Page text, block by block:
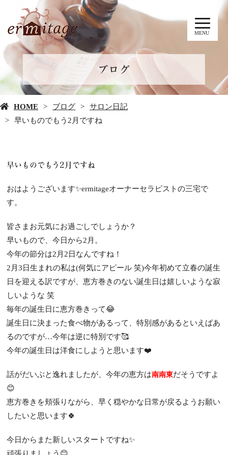
MENU
ブログ
HOME ブログ
サロン日記
早いものでもう2月ですね
早いものでもう2月ですね
おはようございます✨ermitageオーナーセラピストの三宅で
す。
皆さまお元気にお過ごしでしょうか？
早いもので、今日から2月。
今年の節分は2月2日なんですね！
2月3日生まれの私は(何気にアピール 笑)今年初めて立春の誕生
日を迎える訳ですが、恵方巻きのない誕生日は嬉しいような寂
しいような 笑
毎年の誕生日に恵方巻きって😂
誕生日に決まった食べ物があるって、特別感があるといえばあ
るのですが…今年は逆に特別です🥰
今年の誕生日は洋食にしようと思います❤️
話がだいぶと逸れましたが、今年の恵方は南南東だそうですよ
😊
恵方巻きを頬張りながら、早く穏やかな日常が戻るようお願い
したいと思います🍀
今日からまた新しいスタートですね✨